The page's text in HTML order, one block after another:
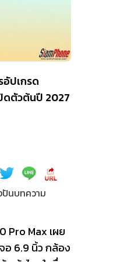
อัปเกรด
ดตัวต้นปี 2027
ปันบทความ
Pro Max เผย
อ 6.9 นิ้ว กล้อง